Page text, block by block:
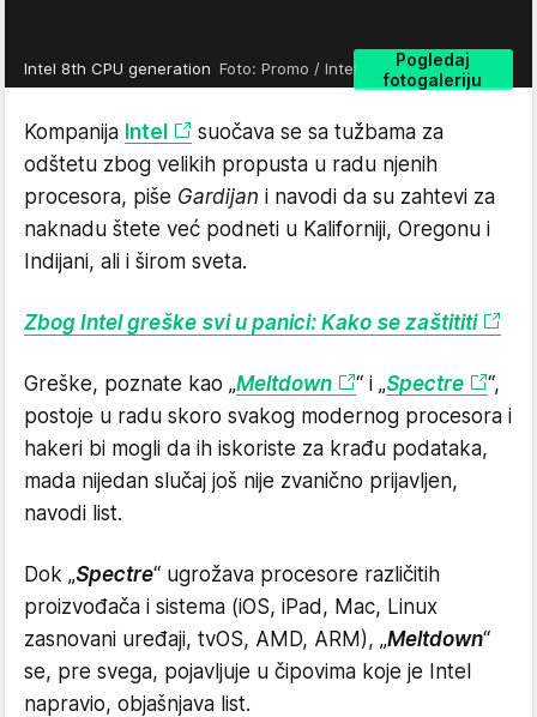
Pogledaj
fotogaleriju
Intel 8th CPU generation Foto: Promo / Intel
Kompanija Intel
suočava se sa tužbama za
odštetu zbog velikih propusta u radu njenih
procesora, piše Gardijan i navodi da su zahtevi za
naknadu štete već podneti u Kaliforniji, Oregonu i
Indijani, ali i širom sveta.
Zbog Intel greške svi u panici: Kako se zaštititi
Greške, poznate kao „Meltdown “ i „Spectre
“,
postoje u radu skoro svakog modernog procesora i
hakeri bi mogli da ih iskoriste za krađu podataka,
mada nijedan slučaj još nije zvanično prijavljen,
navodi list.
Dok „Spectre“ ugrožava procesore različitih
proizvođača i sistema (iOS, iPad, Mac, Linux
zasnovani uređaji, tvOS, AMD, ARM), „Meltdown“
se, pre svega, pojavljuje u čipovima koje je Intel
napravio, objašnjava list.